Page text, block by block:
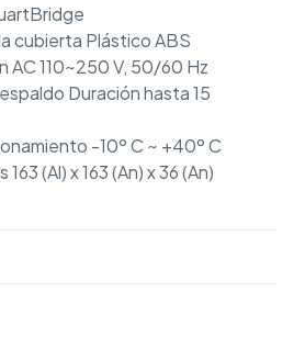
cubierta Plástico ABS
AC 110~250 V, 50/60 Hz
Duración hasta 15
-10º C ~ +40º C
(Al) x 163 (An) x 36 (An)